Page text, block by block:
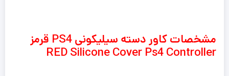
مشخصات کاور دسته سیلیکونی PS4 قرمز
RED Silicone Cover Ps4 Controller